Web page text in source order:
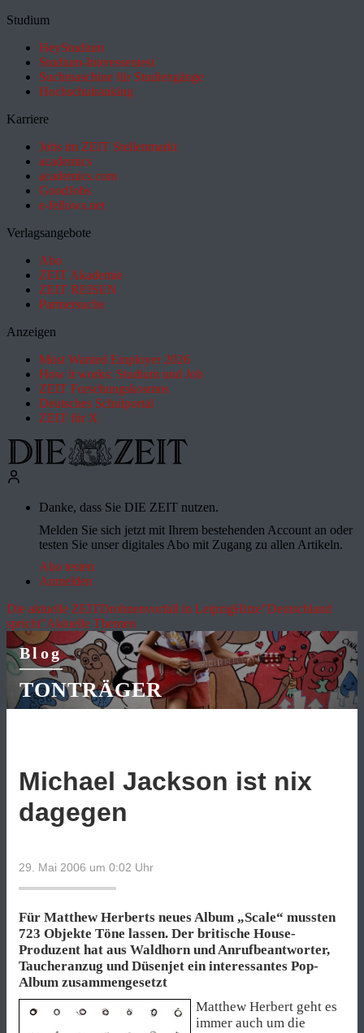
Studium
HeyStudium
Studium-Interessentest
Suchmaschine für Studiengänge
Hochschulranking
Karriere
Jobs im ZEIT Stellenmarkt
academics
academics.com
GoodJobs
e-fellows.net
Verlagsangebote
Abo
ZEIT Akademie
ZEIT REISEN
Partnersuche
Anzeigen
Most Wanted Employer 2026
How it works: Studium und Job
ZEIT Forschungskosmos
Deutsches Schulportal
ZEIT für X
Danke, dass Sie DIE ZEIT nutzen.
Melden Sie sich jetzt mit Ihrem bestehenden Account an oder
testen Sie unser digitales Abo mit Zugang zu allen Artikeln.
Abo testen
Anmelden
Die aktuelle ZEITDrohnenvorfall in LeipzigHitze"Deutschland
spricht"Aktuelle Themen
Blog
TONTRÄGER
Michael Jackson ist nix
dagegen
29. Mai 2006 um 0:02 Uhr
Für Matthew Herberts neues Album „Scale“ mussten
723 Objekte Töne lassen. Der britische House-
Produzent hat aus Waldhorn und Anrufbeantworter,
Taucheranzug und Düsenjet ein interessantes Pop-
Album zusammengesetzt
Matthew Herbert geht es
immer auch um die